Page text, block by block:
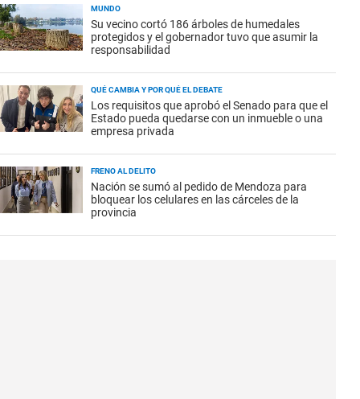
MUNDO
Su vecino cortó 186 árboles de humedales
protegidos y el gobernador tuvo que asumir la
responsabilidad
QUÉ CAMBIA Y POR QUÉ EL DEBATE
Los requisitos que aprobó el Senado para que el
Estado pueda quedarse con un inmueble o una
empresa privada
FRENO AL DELITO
Nación se sumó al pedido de Mendoza para
bloquear los celulares en las cárceles de la
provincia